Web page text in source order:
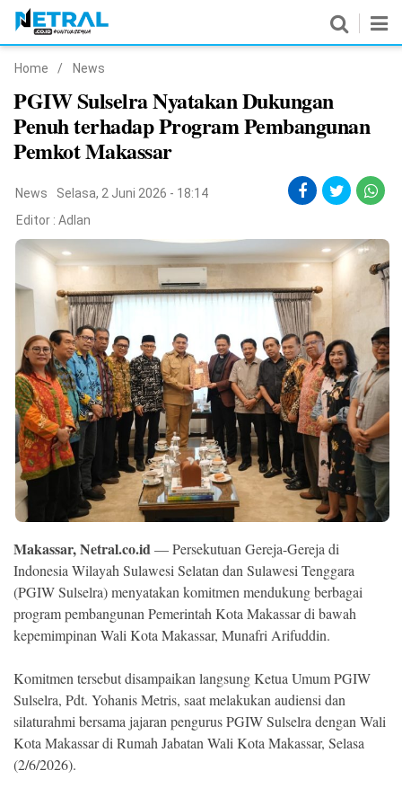
Nasional
Pemerintahan
Hukrim
Pendidikan
Peristiwa
Olahraga
Ekonomi
Memori
©
2026
NETRAL
.
All
Reserved
Home / News
PGIW Sulselra Nyatakan Dukungan
Penuh terhadap Program Pembangunan
Pemkot Makassar
News
Selasa, 2 Juni 2026 - 18:14
Editor : Adlan
Makassar, Netral.co.id— Persekutuan Gereja-Gereja di
Indonesia Wilayah Sulawesi Selatan dan Sulawesi Tenggara
(PGIW Sulselra) menyatakan komitmen mendukung berbagai
program pembangunan Pemerintah Kota Makassar di bawah
kepemimpinan Wali Kota Makassar, Munafri Arifuddin.
Komitmen tersebut disampaikan langsung Ketua Umum PGIW
Sulselra, Pdt. Yohanis Metris, saat melakukan audiensi dan
silaturahmi bersama jajaran pengurus PGIW Sulselra dengan Wali
Kota Makassar di Rumah Jabatan Wali Kota Makassar, Selasa
(2/6/2026).